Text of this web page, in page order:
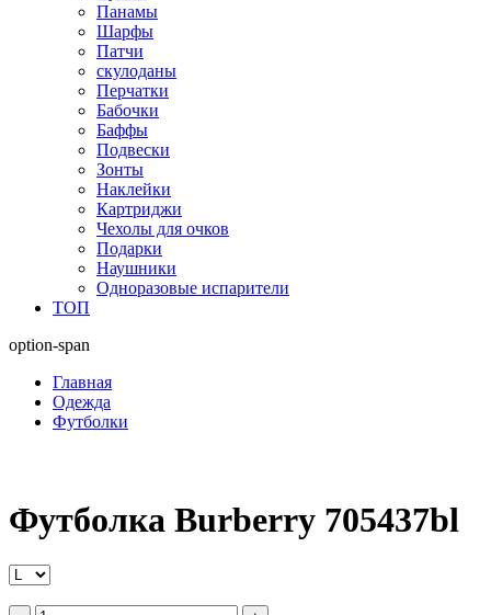
Панамы
Шарфы
Патчи
скулоданы
Перчатки
Бабочки
Баффы
Подвески
Зонты
Наклейки
Картриджи
Чехолы для очков
Подарки
Наушники
Одноразовые испарители
ТОП
option-span
Главная
Одежда
Футболки
Футболка Burberry 705437bl